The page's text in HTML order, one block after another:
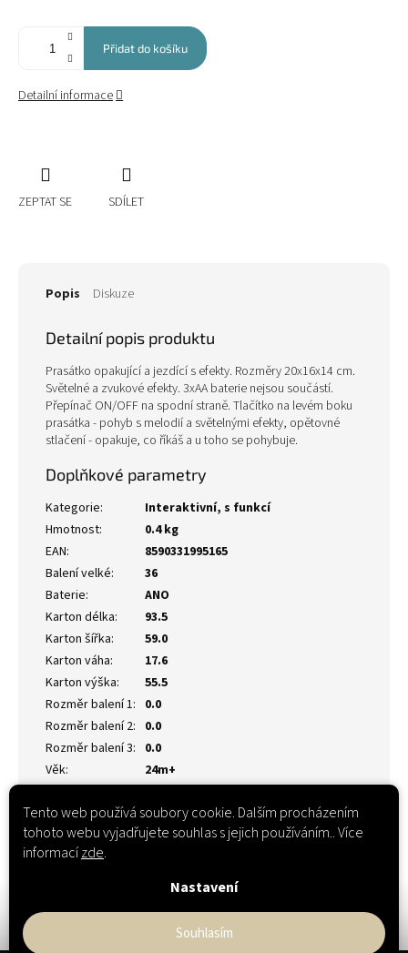
Tento web používá soubory cookie. Dalším procházením
tohoto webu vyjadřujete souhlas s jejich používáním.. Více
informacízde.
Nastavení
Souhlasím
Přidat do košíku
Detailní informace
ZEPTAT SE SDÍLET
Popis Diskuze
Detailní popis produktu
Prasátko opakující a jezdící s efekty. Rozměry 20x16x14 cm.
Světelné a zvukové efekty. 3xAA baterie nejsou součástí.
Přepínač ON/OFF na spodní straně. Tlačítko na levém boku
prasátka - pohyb s melodií a světelnými efekty, opětovné
stlačení - opakuje, co říkáš a u toho se pohybuje.
Doplňkové parametry
Kategorie:
Interaktivní, s funkcí
Hmotnost:
0.4 kg
EAN:
8590331995165
Balení velké:
36
Baterie:
ANO
Karton délka:
93.5
Karton šířka:
59.0
Karton váha:
17.6
Karton výška:
55.5
Rozměr balení 1: 0.0
Rozměr balení 2: 0.0
Rozměr balení 3: 0.0
Věk: 24m+